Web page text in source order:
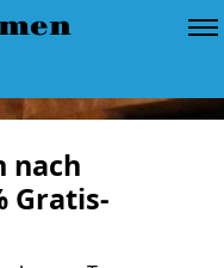
nach
Gratis-